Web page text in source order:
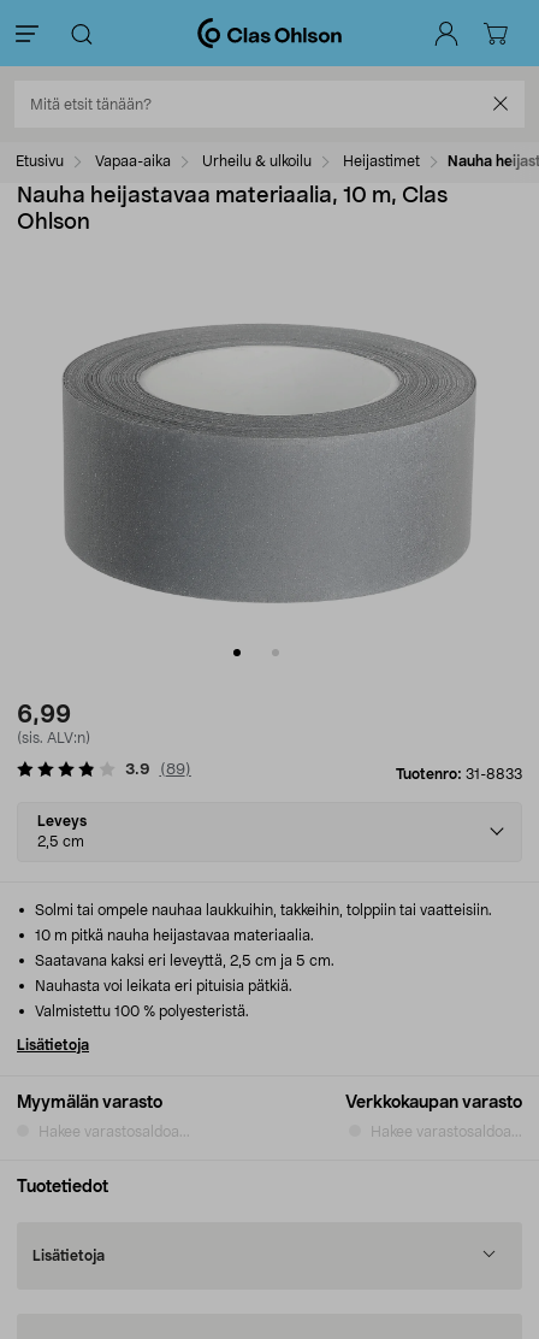
Etusivu Vapaa-aika Urheilu & ulkoilu Heijastimet Nauha
Nauha heijastavaa materiaalia, 10 m, Clas
Ohlson
6,99
(sis. ALV:n)
Tuotenro: 31-8833
3.9 (89)
Select
variant
Leveys
2,5 cm
Myymälän varasto
Hakee varastosaldoa...
Verkkokaupan varasto
Hakee varastosaldoa...
Solmi tai ompele nauhaa laukkuihin, takkeihin, tolppiin tai vaatteisiin.
10 m pitkä nauha heijastavaa materiaalia.
Saatavana kaksi eri leveyttä, 2,5 cm ja 5 cm.
Nauhasta voi leikata eri pituisia pätkiä.
Valmistettu 100 % polyesteristä.
Lisätietoja
Tuotetiedot
Lisätietoja